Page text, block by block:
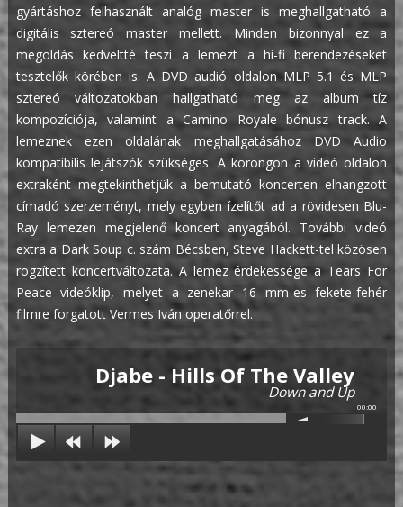
gyártáshoz felhasznált analóg master is meghallgatható a
digitális sztereó master mellett. Minden bizonnyal ez a
megoldás kedveltté teszi a lemezt a hi-fi berendezéseket
tesztelők körében is. A DVD audió oldalon MLP 5.1 és MLP
sztereó változatokban hallgatható meg az album tíz
kompozíciója, valamint a Camino Royale bónusz track. A
lemeznek ezen oldalának meghallgatásához DVD Audio
kompatibilis lejátszók szükséges. A korongon a videó oldalon
extraként megtekinthetjük a bemutató koncerten elhangzott
címadó szerzeményt, mely egyben ízelítőt ad a rövidesen Blu-
Ray lemezen megjelenő koncert anyagából. További videó
extra a Dark Soup c. szám Bécsben, Steve Hackett-tel közösen
rögzített koncertváltozata. A lemez érdekessége a Tears For
Peace videóklip, melyet a zenekar 16 mm-es fekete-fehér
filmre forgatott Vermes Iván operatőrrel.
Djabe - Hills Of The Valley
Down and Up
00:00